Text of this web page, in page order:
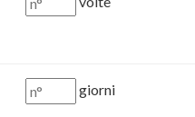
giorni